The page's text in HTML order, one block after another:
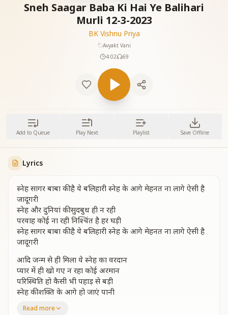
Sneh Saagar Baba Ki Hai Ye Balihari
Murli 12-3-2023
BK Vishnu Priya
Avyakt Vani
4:02
69
Add to Queue Play Next Playlist Save Offline
Lyrics
स्नेह सागर बाबा की है ये बलिहारी स्नेह के आगे मेहनत ना लागे ऐसी है
जादूगरी
स्नेह और दुनियां की सुदबुध ही न रही
परवाह कोई ना रही निश्चिंत है हर घड़ी
स्नेह सागर बाबा की है ये बलिहारी स्नेह के आगे मेहनत ना लागे ऐसी है
जादूगरी
आदि जन्म से ही मिला ये स्नेह का वरदान
प्यार में ही खो गए न रहा कोई अरमान
परिस्थिति हो कैसी भी पहाड़ से बड़ी
स्नेह की शक्ति के आगे हो जाएं पानी
स्नेह सागर बाबा हमारे
Read more